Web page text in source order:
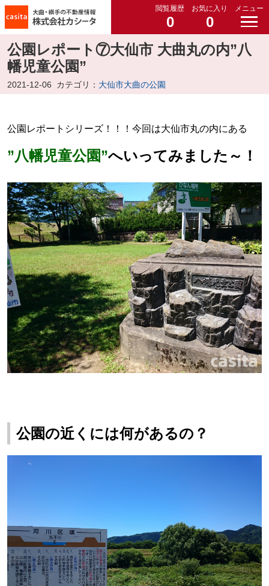
閲覧履歴
0
お気に入り
0
メニュー
公園レポート⑦大仙市 大曲丸の内”八
幡児童公園”
2021-12-06 カテゴリ： 大仙市大曲の公園
公園レポートシリーズ！！！今回は大仙市丸の内にある
”八幡児童公園”へいってみました～！
公園の近くには何があるの？